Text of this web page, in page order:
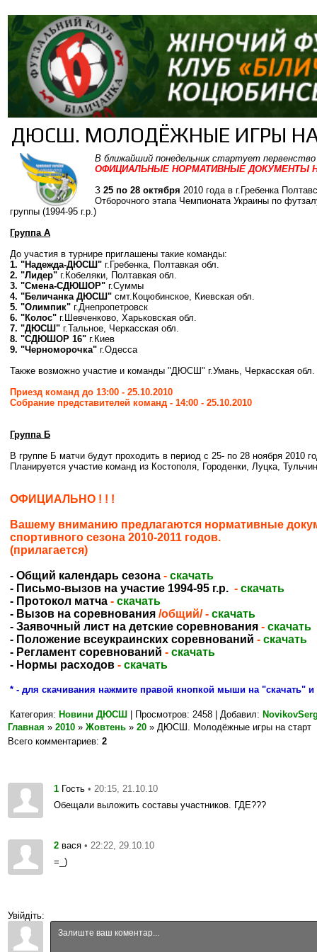
ДЮСШ. МОЛОДЁЖНЫЕ ИГРЫ НА
В ближайший понедельник стартует
ОФИЦИАЛЬНЫЕ НОРМАТИВНЫЕ ДОКУМЕНТЫ
З 25 по 28 октября 2010 года в г.Гребенка
Отборочного этапа Чемпионата Украины по
группы (1994-95 г.р.)
Группа А
До участия в турнире приглашены такие команды:
1. "Надежда-ДЮСШ" г.Гребенка , Полтавкая обл.
2. "Лидер" г.Кобеляки, Полтавкая обл.
3. "Смена-СДЮШОР" г.Суммы
4. "Беличанка ДЮСШ" смт.Коцюбинское, Киевская обл.
5. "Олимпик" г.Днепропетровск
6. "Колос" г.Шевченково, Харьковская обл.
7. "ДЮСШ" г.Тальное, Черкасская обл.
8. "СДЮШОР 16" г.Киев
9. "Черноморочка" г.Одесса
Также возможно участие и команды "ДЮСШ" г.Умань, Черкасская обл.
Приезд команд до 13:00 - 25.10.2010
Собрание представителей команд - 14:00 - 25.10.2010
Группа Б
В группе Б матчи будут проходить в период с 25- по 28 ноября 2010
Планируется участие команд из Костополя, Городенки, Луцка,
ОФИЦИАЛЬНО ! ! !
Вашему вниманию предлагаются нормативные
спортивного сезона 2010-2011 годов.
(прилагается)
- Общий календарь сезона - скачать
- Письмо-вызов на участие 1994-95 г.р. - скачать
- Протокол матча - скачать
- Вызов на соревнования /общий/ - скачать
- Заявочный лист на детские соревнования - скачать
- Положение всеукраинских соревнований - скачать
- Регламент соревнований - скачать
- Нормы расходов - скачать
* - для скачивания нажмите правой кнопкой мыши на "скачать" и
Категория: Новини ДЮСШ | Просмотров: 2458 | Добавил:
Главная » 2010 » Жовтень » 20 » ДЮСШ. Молодёжные игры на старт
Всего комментариев: 2
1 Гость • 20:15, 21.10.10
Обещали выложить составы участников. ГДЕ???
2 вася • 22:22, 29.10.10
=_)
Увійдіть: